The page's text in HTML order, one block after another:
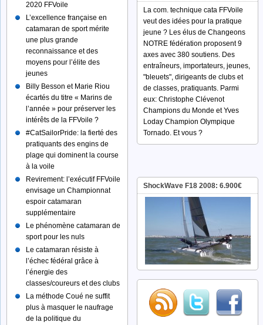
2020 FFVoile
L’excellence française en
catamaran de sport mérite
une plus grande
reconnaissance et des
moyens pour l’élite des
jeunes
Billy Besson et Marie Riou
écartés du titre « Marins de
l’année » pour préserver les
intérêts de la FFVoile ?
#‎CatSailorPride:‬ la fierté des
pratiquants des engins de
plage qui dominent la course
à la voile
Revirement: l’exécutif FFVoile
envisage un Championnat
espoir catamaran
supplémentaire
Le phénomène catamaran de
sport pour les nuls
Le catamaran résiste à
l’échec fédéral grâce à
l’énergie des
classes/coureurs et des clubs
La méthode Coué ne suffit
plus à masquer le naufrage
de la politique du
La com. technique cata FFVoile
veut des idées pour la pratique
jeune ? Les élus de Changeons
NOTRE fédération proposent 9
axes avec 380 soutiens. Des
entraîneurs, importateurs, jeunes,
"bleuets", dirigeants de clubs et
de classes, pratiquants. Parmi
eux: Christophe Clévenot
Champions du Monde et Yves
Loday Champion Olympique
Tornado. Et vous ?
ShockWave F18 2008: 6.900€